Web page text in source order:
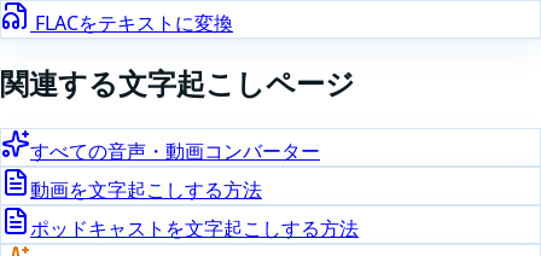
FLACをテキストに変換
関連する文字起こしページ
すべての音声・動画コンバーター
動画を文字起こしする方法
ポッドキャストを文字起こしする方法